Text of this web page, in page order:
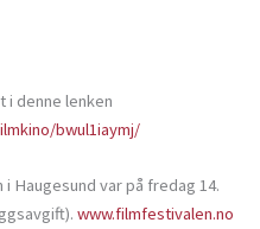
i denne lenken
bwul1iaymj/
Haugesund var på fredag 14.
www.filmfestivalen.no